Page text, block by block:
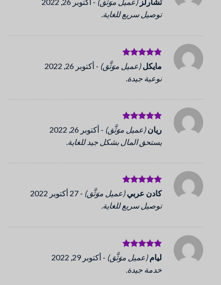
5من 5
توصيل سريع للغاية.
تم التقييم
5من 5
مايكل(عميل موَثَّق) - أكتوبر 26, 2022
نوعية جيدة.
تم التقييم
5من 5
ريان(عميل موَثَّق) - أكتوبر 26, 2022
يستحق المال بشكل جيد للغاية.
تم التقييم
5من 5
كادن عربي(عميل موَثَّق) - 27 أكتوبر 2022
توصيل سريع للغاية.
تم التقييم
5من 5
ليام(عميل موَثَّق) - أكتوبر 29, 2022
خدمة جيدة.